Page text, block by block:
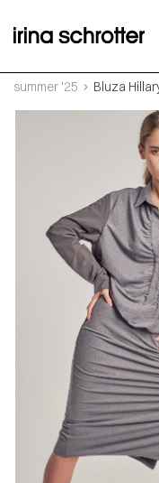
summer '25 Bluza